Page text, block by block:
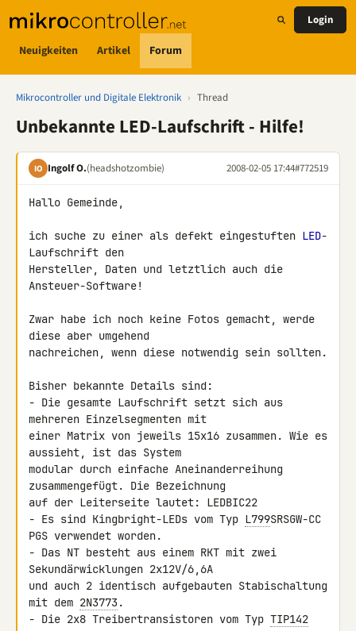
Neuigkeiten Artikel Forum
Login
Mikrocontroller und Digitale Elektronik › Thread
Unbekannte LED-Laufschrift - Hilfe!
IO Ingolf O.(headshotzombie) 2008-02-05 17:44#772519
Hallo Gemeinde,
ich suche zu einer als defekt eingestuften LED-
Laufschrift den
Hersteller, Daten und letztlich auch die
Ansteuer-Software!
Zwar habe ich noch keine Fotos gemacht, werde
diese aber umgehend
nachreichen, wenn diese notwendig sein sollten.
Bisher bekannte Details sind:
- Die gesamte Laufschrift setzt sich aus
mehreren Einzelsegmenten mit
einer Matrix von jeweils 15x16 zusammen. Wie es
aussieht, ist das System
modular durch einfache Aneinanderreihung
zusammengefügt. Die Bezeichnung
auf der Leiterseite lautet: LEDBIC22
- Es sind Kingbright-LEDs vom Typ L799SRSGW-CC
PGS verwendet worden.
- Das NT besteht aus einem RKT mit zwei
Sekundärwicklungen 2x12V/6,6A
und auch 2 identisch aufgebauten Stabischaltung
mit dem 2N3773.
- Die 2x8 Treibertransistoren vom Typ TIP142